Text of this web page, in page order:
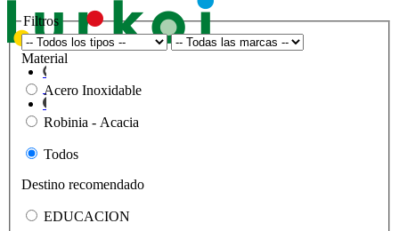
Filtros
Material
Acero Inoxidable
Robinia - Acacia
Todos
Destino recomendado
EDUCACION